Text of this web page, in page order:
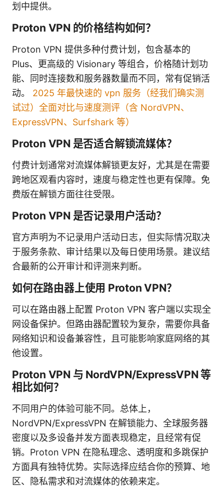
划中提供。
Proton VPN 的价格结构如何？
Proton VPN 提供多种付费计划，包含基本的
Plus、更高级的 Visionary 等组合，价格随计划功
能、同时连接数和服务器数量而不同，常有促销活
动。 2025 年最快速的 vpn 服务（经我们确实测
试过）全面对比与速度测评（含 NordVPN、
ExpressVPN、Surfshark 等）
Proton VPN 是否适合解锁流媒体？
付费计划通常对流媒体解锁更友好，尤其是在需要
跨地区观看内容时，速度与稳定性也更有保障。免
费版在解锁方面往往受限。
Proton VPN 是否记录用户活动？
官方声明为不记录用户活动日志，但实际情况取决
于服务条款、审计结果以及每日使用场景。建议结
合最新的公开审计和评测来判断。
如何在路由器上使用 Proton VPN？
可以在路由器上配置 Proton VPN 客户端以实现全
网设备保护。但路由器配置较为复杂，需要你具备
网络知识和设备兼容性，且可能影响家庭网络的其
他设置。
Proton VPN 与 NordVPN/ExpressVPN 等
相比如何？
不同用户的体验可能不同。总体上，
NordVPN/ExpressVPN 在解锁能力、全球服务器
密度以及多设备并发方面表现稳定，且经常有促
销。Proton VPN 在隐私理念、透明度和多跳保护
方面具有独特优势。实际选择应结合你的预算、地
区、隐私需求和对流媒体的依赖来定。